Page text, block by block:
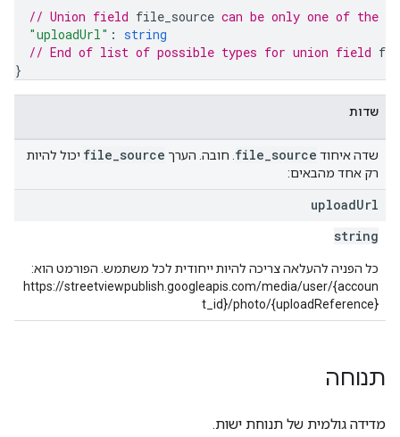
// Union field file_source can be only one of the
"uploadUrl" : string
// End of list of possible types for union field
}
שדות
שדה איחוד file source . חובה. הערך file source
יכול להיות
רק אחד מהבאים:
uploadUrl
string
כל הפניה להעלאה צריכה להיות ייחודית לכל משתמש. הפורמט הוא:
https://streetviewpublish.googleapis.com/media/user/{accoun
t_id}/photo/{uploadReference}
תנוחה
מדידה גולמית של תנוחת ישות.